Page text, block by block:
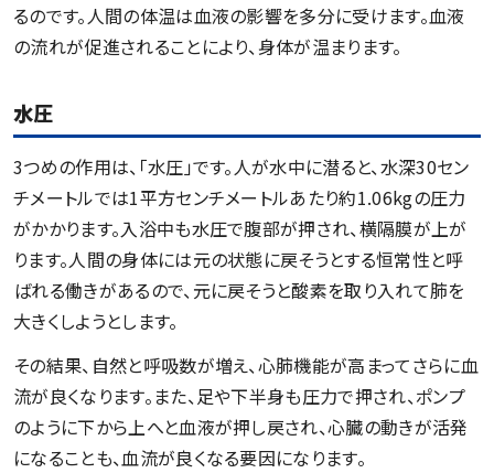
るのです。人間の体温は血液の影響を多分に受けます。血液
の流れが促進されることにより、身体が温まります。
水圧
3つめの作用は、「水圧」です。人が水中に潜ると、水深30セン
チメートルでは1平方センチメートルあたり約1.06kgの圧力
がかかります。入浴中も水圧で腹部が押され、横隔膜が上が
ります。人間の身体には元の状態に戻そうとする恒常性と呼
ばれる働きがあるので、元に戻そうと酸素を取り入れて肺を
大きくしようとします。
その結果、自然と呼吸数が増え、心肺機能が高まってさらに血
流が良くなります。また、足や下半身も圧力で押され、ポンプ
のように下から上へと血液が押し戻され、心臓の動きが活発
になることも、血流が良くなる要因になります。